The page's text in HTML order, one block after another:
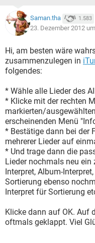
Saman.tha 1.583
23. Dezember 2012
Hi, am besten wäre
zusammenzulegen in
folgendes:
* Wähle alle Lieder des
* Klicke mit der rechten
markierten/
erscheinenden Menü
* Bestätige dann bei der
mehrerer Lieder auf
* Und trage dann die
Lieder nochmals neu ein
Interpret, Album-
Sortierung ebenso
Interpret für Sortierung
Klicke dann auf OK. Auf
oftmals geklappt. Viel